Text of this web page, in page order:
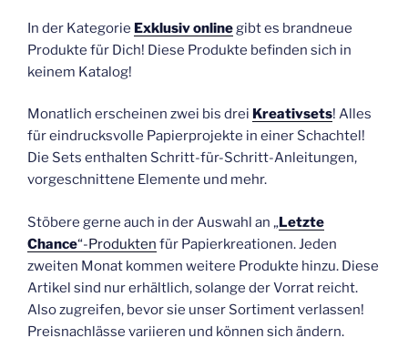
In der Kategorie Exklusiv onlinegibt es brandneue
Produkte für Dich! Diese Produkte befinden sich in
keinem Katalog!
Monatlich erscheinen zwei bis drei Kreativsets! Alles
für eindrucksvolle Papierprojekte in einer Schachtel!
Die Sets enthalten Schritt-für-Schritt-Anleitungen,
vorgeschnittene Elemente und mehr.
Stöbere gerne auch in der Auswahl an „Letzte
Chance“-Produkten für Papierkreationen. Jeden
zweiten Monat kommen weitere Produkte hinzu. Diese
Artikel sind nur erhältlich, solange der Vorrat reicht.
Also zugreifen, bevor sie unser Sortiment verlassen!
Preisnachlässe variieren und können sich ändern.